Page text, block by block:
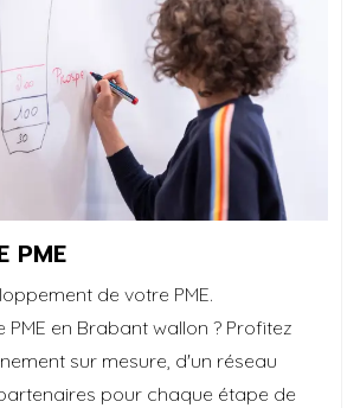
PME
de votre PME.
PME en Brabant wallon ? Profitez
sur mesure, d'un réseau
pour chaque étape de